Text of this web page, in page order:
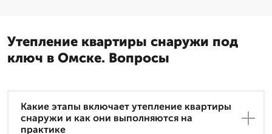
Утепление квартиры снаружи под
ключ в Омске. Вопросы
Какие этапы включает утепление квартиры
снаружи и как они выполняются на
практике